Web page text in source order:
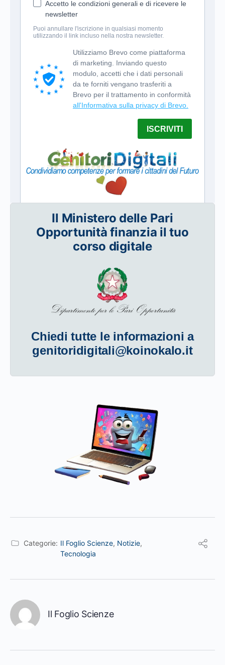
Il Ministero delle Pari
Opportunità finanzia il tuo
corso digitale
Chiedi tutte le informazioni a
genitoridigitali@koinokalo.it
Categorie: Il Foglio Scienze, Notizie,
Tecnologia
Il Foglio Scienze